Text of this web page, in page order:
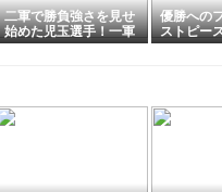
二軍で勝負強さを見せ
始めた児玉選手！一軍
内野争いに加われる
優勝への
ストピー
格へ！